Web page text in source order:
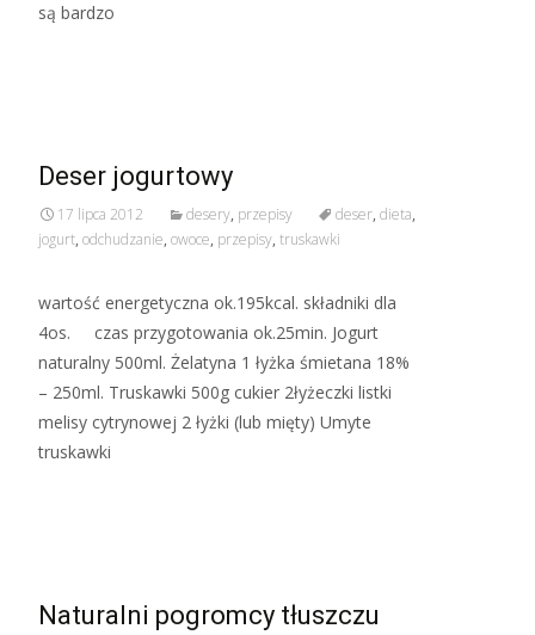
są bardzo
Deser jogurtowy
17 lipca 2012 desery, przepisy deser, dieta,
jogurt, odchudzanie, owoce, przepisy, truskawki
wartość energetyczna ok.195kcal. składniki dla
4os. czas przygotowania ok.25min. Jogurt
naturalny 500ml. Żelatyna 1 łyżka śmietana 18%
– 250ml. Truskawki 500g cukier 2łyżeczki listki
melisy cytrynowej 2 łyżki (lub mięty) Umyte
truskawki
Naturalni pogromcy tłuszczu